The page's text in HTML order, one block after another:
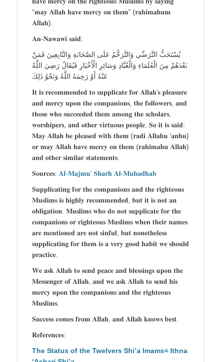
“𝐦𝐚𝐲 𝐀𝐥𝐥𝐚𝐡 𝐡𝐚𝐯𝐞 𝐦𝐞𝐫𝐜𝐲 𝐨𝐧 𝐭𝐡𝐞𝐦” (𝐫𝐚𝐡𝐢𝐦𝐚𝐡𝐮𝐦
𝐀𝐥𝐥𝐚𝐡).
𝐀𝐧-𝐍𝐚𝐰𝐚𝐰𝐢 𝐬𝐚𝐢𝐝:
يُسْتَحَبُّ التَّرَضِّي وَالتَّرَحُّمُ عَلَى الصَّحَابَةِ وَالتَّابِعِينَ فَمَنْ
بَعْدَهُمْ مِنَ الْعُلَمَاءِ وَالْعُبَّادِ وَسَائِرِ الْأَخْيَارِ فَيُقَالُ رَضِيَ اللَّهُ
عَنْهُ أَوْ رَحِمَهُ اللَّهُ وَنَحْوُ ذَلِكَ
𝐈𝐭 𝐢𝐬 𝐫𝐞𝐜𝐨𝐦𝐦𝐞𝐧𝐝𝐞𝐝 𝐭𝐨 𝐬𝐮𝐩𝐩𝐥𝐢𝐜𝐚𝐭𝐞 𝐟𝐨𝐫 𝐀𝐥𝐥𝐚𝐡’𝐬 𝐩𝐥𝐞𝐚𝐬𝐮𝐫𝐞
𝐚𝐧𝐝 𝐦𝐞𝐫𝐜𝐲 𝐮𝐩𝐨𝐧 𝐭𝐡𝐞 𝐜𝐨𝐦𝐩𝐚𝐧𝐢𝐨𝐧𝐬, 𝐭𝐡𝐞 𝐟𝐨𝐥𝐥𝐨𝐰𝐞𝐫𝐬, 𝐚𝐧𝐝
𝐭𝐡𝐨𝐬𝐞 𝐰𝐡𝐨 𝐬𝐮𝐜𝐜𝐞𝐞𝐝𝐞𝐝 𝐭𝐡𝐞𝐦 𝐚𝐦𝐨𝐧𝐠 𝐭𝐡𝐞 𝐬𝐜𝐡𝐨𝐥𝐚𝐫𝐬,
𝐰𝐨𝐫𝐬𝐡𝐢𝐩𝐞𝐫𝐬, 𝐚𝐧𝐝 𝐨𝐭𝐡𝐞𝐫 𝐯𝐢𝐫𝐭𝐮𝐨𝐮𝐬 𝐩𝐞𝐨𝐩𝐥𝐞. 𝐒𝐨 𝐢𝐭 𝐢𝐬 𝐬𝐚𝐢𝐝:
𝐌𝐚𝐲 𝐀𝐥𝐥𝐚𝐡 𝐛𝐞 𝐩𝐥𝐞𝐚𝐬𝐞𝐝 𝐰𝐢𝐭𝐡 𝐭𝐡𝐞𝐦 (𝐫𝐚𝐝𝐢 𝐀𝐥𝐥𝐚𝐡𝐮 ‘𝐚𝐧𝐡𝐮)
𝐨𝐫 𝐦𝐚𝐲 𝐀𝐥𝐥𝐚𝐡 𝐡𝐚𝐯𝐞 𝐦𝐞𝐫𝐜𝐲 𝐨𝐧 𝐭𝐡𝐞𝐦 (𝐫𝐚𝐡𝐢𝐦𝐚𝐡𝐮 𝐀𝐥𝐥𝐚𝐡)
𝐚𝐧𝐝 𝐨𝐭𝐡𝐞𝐫 𝐬𝐢𝐦𝐢𝐥𝐚𝐫 𝐬𝐭𝐚𝐭𝐞𝐦𝐞𝐧𝐭𝐬.
𝐒𝐨𝐮𝐫𝐜𝐞𝐬: 𝐀𝐥-𝐌𝐚𝐣𝐦𝐮’ 𝐒𝐡𝐚𝐫𝐡 𝐀𝐥-𝐌𝐮𝐡𝐚𝐝𝐡𝐚𝐛
𝐒𝐮𝐩𝐩𝐥𝐢𝐜𝐚𝐭𝐢𝐧𝐠 𝐟𝐨𝐫 𝐭𝐡𝐞 𝐜𝐨𝐦𝐩𝐚𝐧𝐢𝐨𝐧𝐬 𝐚𝐧𝐝 𝐭𝐡𝐞 𝐫𝐢𝐠𝐡𝐭𝐞𝐨𝐮𝐬
𝐌𝐮𝐬𝐥𝐢𝐦𝐬 𝐢𝐬 𝐡𝐢𝐠𝐡𝐥𝐲 𝐫𝐞𝐜𝐨𝐦𝐦𝐞𝐧𝐝𝐞𝐝, 𝐛𝐮𝐭 𝐢𝐭 𝐢𝐬 𝐧𝐨𝐭 𝐚𝐧
𝐨𝐛𝐥𝐢𝐠𝐚𝐭𝐢𝐨𝐧. 𝐌𝐮𝐬𝐥𝐢𝐦𝐬 𝐰𝐡𝐨 𝐝𝐨 𝐧𝐨𝐭 𝐬𝐮𝐩𝐩𝐥𝐢𝐜𝐚𝐭𝐞 𝐟𝐨𝐫 𝐭𝐡𝐞
𝐜𝐨𝐦𝐩𝐚𝐧𝐢𝐨𝐧𝐬 𝐨𝐫 𝐫𝐢𝐠𝐡𝐭𝐞𝐨𝐮𝐬 𝐌𝐮𝐬𝐥𝐢𝐦𝐬 𝐰𝐡𝐞𝐧 𝐭𝐡𝐞𝐢𝐫 𝐧𝐚𝐦𝐞𝐬
𝐚𝐫𝐞 𝐦𝐞𝐧𝐭𝐢𝐨𝐧𝐞𝐝 𝐚𝐫𝐞 𝐧𝐨𝐭 𝐬𝐢𝐧𝐟𝐮𝐥, 𝐛𝐮𝐭 𝐧𝐨𝐧𝐞𝐭𝐡𝐞𝐥𝐞𝐬𝐬
𝐬𝐮𝐩𝐩𝐥𝐢𝐜𝐚𝐭𝐢𝐧𝐠 𝐟𝐨𝐫 𝐭𝐡𝐞𝐦 𝐢𝐬 𝐚 𝐯𝐞𝐫𝐲 𝐠𝐨𝐨𝐝 𝐡𝐚𝐛𝐢𝐭 𝐰𝐞 𝐬𝐡𝐨𝐮𝐥𝐝
𝐩𝐫𝐚𝐜𝐭𝐢𝐜𝐞.
𝐖𝐞 𝐚𝐬𝐤 𝐀𝐥𝐥𝐚𝐡 𝐭𝐨 𝐬𝐞𝐧𝐝 𝐩𝐞𝐚𝐜𝐞 𝐚𝐧𝐝 𝐛𝐥𝐞𝐬𝐬𝐢𝐧𝐠𝐬 𝐮𝐩𝐨𝐧 𝐭𝐡𝐞
𝐌𝐞𝐬𝐬𝐞𝐧𝐠𝐞𝐫 𝐨𝐟 𝐀𝐥𝐥𝐚𝐡, 𝐚𝐧𝐝 𝐰𝐞 𝐚𝐬𝐤 𝐀𝐥𝐥𝐚𝐡 𝐭𝐨 𝐬𝐞𝐧𝐝 𝐡𝐢𝐬
𝐦𝐞𝐫𝐜𝐲 𝐮𝐩𝐨𝐧 𝐭𝐡𝐞 𝐜𝐨𝐦𝐩𝐚𝐧𝐢𝐨𝐧𝐬 𝐚𝐧𝐝 𝐭𝐡𝐞 𝐫𝐢𝐠𝐡𝐭𝐞𝐨𝐮𝐬
𝐌𝐮𝐬𝐥𝐢𝐦𝐬.
𝐒𝐮𝐜𝐜𝐞𝐬𝐬 𝐜𝐨𝐦𝐞𝐬 𝐟𝐫𝐨𝐦 𝐀𝐥𝐥𝐚𝐡, 𝐚𝐧𝐝 𝐀𝐥𝐥𝐚𝐡 𝐤𝐧𝐨𝐰𝐬 𝐛𝐞𝐬𝐭.
𝐑𝐞𝐟𝐞𝐫𝐞𝐧𝐜𝐞𝐬:
The Status of the Twelvers Shi’a Imams= Ithna